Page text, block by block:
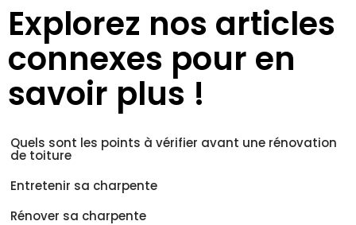
Explorez nos articles
connexes pour en
savoir plus !
Quels sont les points à vérifier avant une rénovation
de toiture
Entretenir sa charpente
Rénover sa charpente